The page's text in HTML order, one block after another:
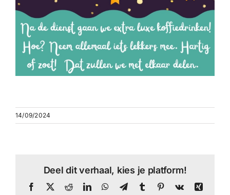
14/09/2024
Deel dit verhaal, kies je platform!
Facebook
X RedditLinkedInWhatsApp
TelegramTumblr Pinterest
Vk
Xing